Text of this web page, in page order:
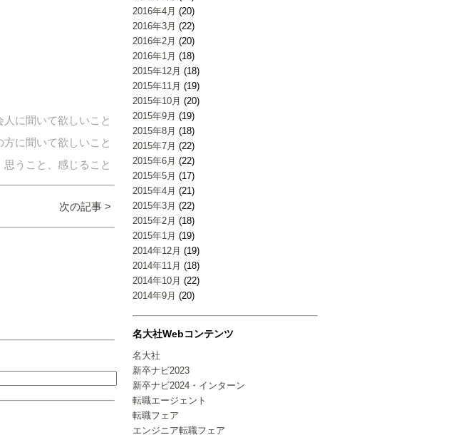
2016年4月 (20)
2016年3月 (22)
2016年2月 (20)
2016年1月 (18)
2015年12月 (18)
2015年11月 (19)
2015年10月 (20)
2015年9月 (19)
2015年8月 (18)
2015年7月 (22)
2015年6月 (22)
2015年5月 (17)
2015年4月 (21)
2015年3月 (22)
2015年2月 (18)
2015年1月 (19)
2014年12月 (19)
2014年11月 (18)
2014年10月 (22)
2014年9月 (20)
名大社Webコンテンツ
名大社
新卒ナビ2023
新卒ナビ2024・インターン
転職エージェント
転職フェア
エンジニア転職フェア
に聞いて欲しいこと
方に聞いて欲しいこと
思うこと、感じること
次の記事 >